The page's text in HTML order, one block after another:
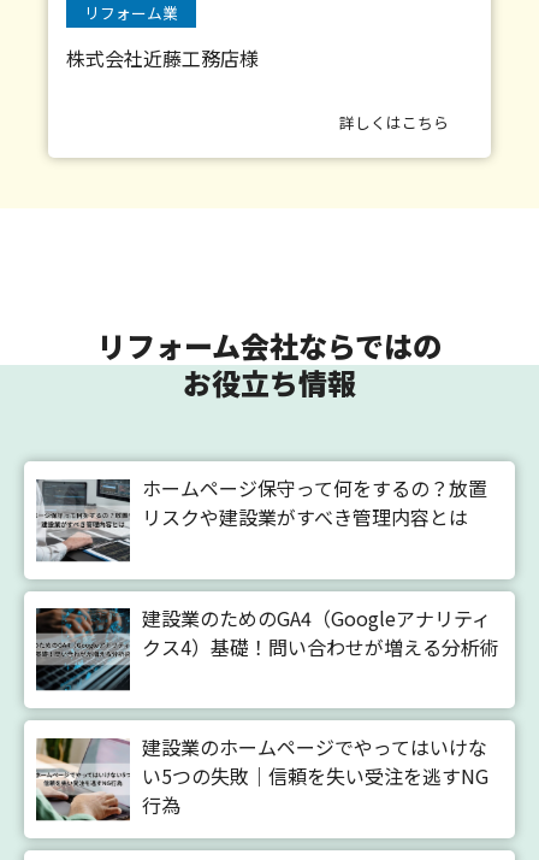
リフォーム業
株式会社近藤工務店様
詳しくはこちら
リフォーム会社ならではの
お役立ち情報
ホームページ保守って何をするの？放置
リスクや建設業がすべき管理内容とは
建設業のためのGA4（Googleアナリティ
クス4）基礎！問い合わせが増える分析術
建設業のホームページでやってはいけな
い5つの失敗｜信頼を失い受注を逃すNG
行為